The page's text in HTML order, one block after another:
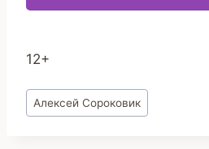
12+
Метки
записи:
Алексей Сороковик